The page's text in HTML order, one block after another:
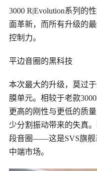
3000 R|Evolution系列的
面革新，而所有升级的
控制力。
平边音圈的黑科技
本次最大的升级，莫过
膜单元。相较于老款
更高的刚性与更低的质
少分割振动带来的失真
段音圈——这是SVS旗舰
中端市场。